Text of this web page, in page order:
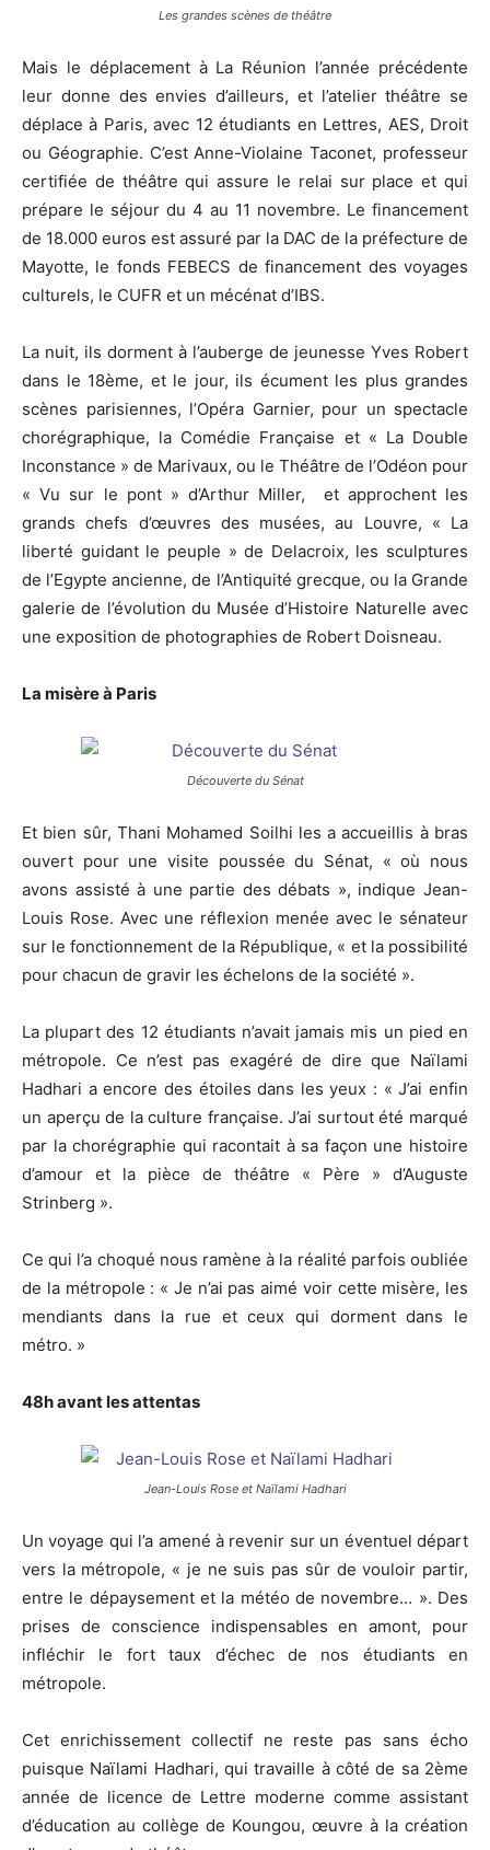
Les grandes scènes de théâtre
Mais le déplacement à La Réunion l’année précédente
leur donne des envies d’ailleurs, et l’atelier théâtre se
déplace à Paris, avec 12 étudiants en Lettres, AES, Droit
ou Géographie. C’est Anne-Violaine Taconet, professeur
certifiée de théâtre qui assure le relai sur place et qui
prépare le séjour du 4 au 11 novembre. Le financement
de 18.000 euros est assuré par la DAC de la préfecture de
Mayotte, le fonds FEBECS de financement des voyages
culturels, le CUFR et un mécénat d’IBS.
La nuit, ils dorment à l’auberge de jeunesse Yves Robert
dans le 18ème, et le jour, ils écument les plus grandes
scènes parisiennes, l’Opéra Garnier, pour un spectacle
chorégraphique, la Comédie Française et « La Double
Inconstance » de Marivaux, ou le Théâtre de l’Odéon pour
« Vu sur le pont » d’Arthur Miller, et approchent les
grands chefs d’œuvres des musées, au Louvre, « La
liberté guidant le peuple » de Delacroix, les sculptures
de l’Egypte ancienne, de l’Antiquité grecque, ou la Grande
galerie de l’évolution du Musée d’Histoire Naturelle avec
une exposition de photographies de Robert Doisneau.
La misère à Paris
Découverte du Sénat
Et bien sûr, Thani Mohamed Soilhi les a accueillis à bras
ouvert pour une visite poussée du Sénat, « où nous
avons assisté à une partie des débats », indique Jean-
Louis Rose. Avec une réflexion menée avec le sénateur
sur le fonctionnement de la République, « et la possibilité
pour chacun de gravir les échelons de la société ».
La plupart des 12 étudiants n’avait jamais mis un pied en
métropole. Ce n’est pas exagéré de dire que Naïlami
Hadhari a encore des étoiles dans les yeux : « J’ai enfin
un aperçu de la culture française. J’ai surtout été marqué
par la chorégraphie qui racontait à sa façon une histoire
d’amour et la pièce de théâtre « Père » d’Auguste
Strinberg ».
Ce qui l’a choqué nous ramène à la réalité parfois oubliée
de la métropole : « Je n’ai pas aimé voir cette misère, les
mendiants dans la rue et ceux qui dorment dans le
métro. »
48h avant les attentas
Jean-Louis Rose et Naïlami Hadhari
Un voyage qui l’a amené à revenir sur un éventuel départ
vers la métropole, « je ne suis pas sûr de vouloir partir,
entre le dépaysement et la météo de novembre… ». Des
prises de conscience indispensables en amont, pour
infléchir le fort taux d’échec de nos étudiants en
métropole.
Cet enrichissement collectif ne reste pas sans écho
puisque Naïlami Hadhari, qui travaille à côté de sa 2ème
année de licence de Lettre moderne comme assistant
d’éducation au collège de Koungou, œuvre à la création